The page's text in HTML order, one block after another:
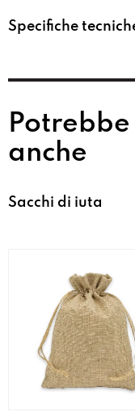
Specifiche
anche
Sacchi di iuta